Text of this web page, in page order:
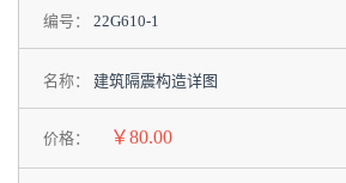
编号： 22G610-1
名称： 建筑隔震构造详图
价格： ￥80.00